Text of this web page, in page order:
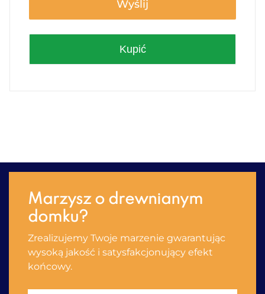
Wyślij
Kupić
Marzysz o drewnianym
domku?
Zrealizujemy Twoje marzenie gwarantując
wysoką jakość i satysfakсjonujący efekt
końcowy.